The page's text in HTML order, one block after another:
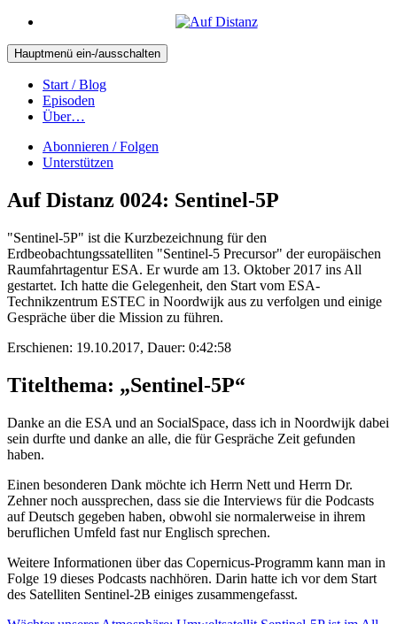
Hauptmenü ein-/ausschalten
Start / Blog
Episoden
Über…
Abonnieren / Folgen
Unterstützen
Auf Distanz 0024: Sentinel-5P
"Sentinel-5P" ist die Kurzbezeichnung für den
Erdbeobachtungssatelliten "Sentinel-5 Precursor" der europäischen
Raumfahrtagentur ESA. Er wurde am 13. Oktober 2017 ins All
gestartet. Ich hatte die Gelegenheit, den Start vom ESA-
Technikzentrum ESTEC in Noordwijk aus zu verfolgen und einige
Gespräche über die Mission zu führen.
Erschienen: 19.10.2017, Dauer: 0:42:58
Titelthema: „Sentinel-5P“
Danke an die ESA und an SocialSpace, dass ich in Noordwijk dabei
sein durfte und danke an alle, die für Gespräche Zeit gefunden
haben.
Einen besonderen Dank möchte ich Herrn Nett und Herrn Dr.
Zehner noch aussprechen, dass sie die Interviews für die Podcasts
auf Deutsch gegeben haben, obwohl sie normalerweise in ihrem
beruflichen Umfeld fast nur Englisch sprechen.
Weitere Informationen über das Copernicus-Programm kann man in
Folge 19 dieses Podcasts nachhören. Darin hatte ich vor dem Start
des Satelliten Sentinel-2B einiges zusammengefasst.